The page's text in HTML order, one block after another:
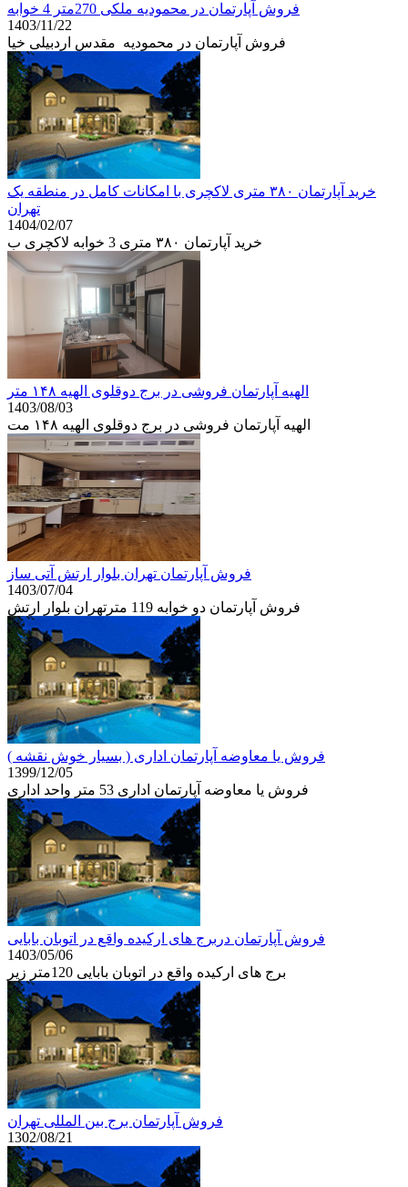
فروش آپارتمان در محمودیه ملکی 270متر 4 خوابه
1403/11/22
فروش آپارتمان در محمودیه مقدس اردبیلی خیا
خرید آپارتمان ۳۸۰ متری لاکچری با امکانات کامل در منطقه یک
تهران
1404/02/07
خرید آپارتمان ۳۸۰ متری 3 خوابه لاکچری ب
الهیه آپارتمان فروشی در برج دوقلوی الهیه ۱۴۸ متر
1403/08/03
الهیه آپارتمان فروشی در برج دوقلوی الهیه ۱۴۸ مت
فروش آپارتمان تهران بلوار ارتش آتی ساز
1403/07/04
فروش آپارتمان دو خوابه 119 مترتهران بلوار ارتش
فروش یا معاوضه آپارتمان اداری ( بسیار خوش نقشه )
1399/12/05
فروش یا معاوضه آپارتمان اداری 53 متر واحد اداری
فروش آپارتمان دربرج های ارکیده واقع در اتوبان بابایی
1403/05/06
برج های ارکیده واقع در اتوبان بابایی 120متر زیر
فروش آپارتمان برج بین المللی تهران
1302/08/21